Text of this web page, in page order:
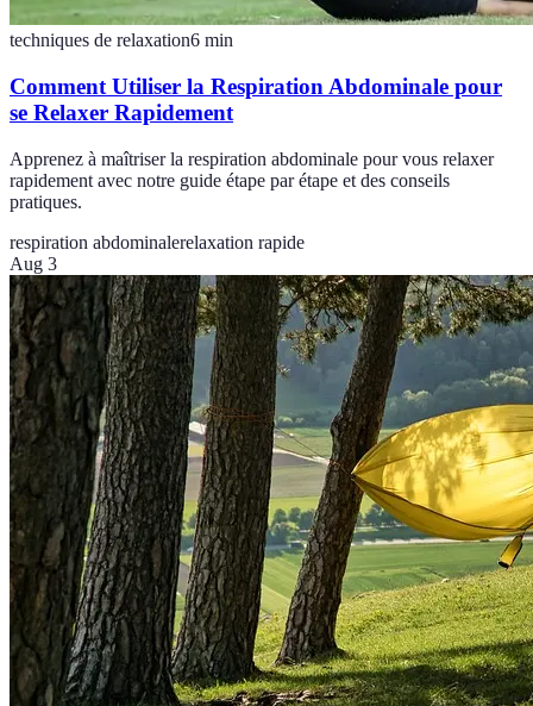
techniques de relaxation6 min
Comment Utiliser la Respiration Abdominale pour
se Relaxer Rapidement
Apprenez à maîtriser la respiration abdominale pour vous relaxer
rapidement avec notre guide étape par étape et des conseils
pratiques.
respiration abdominalerelaxation rapide
Aug 3